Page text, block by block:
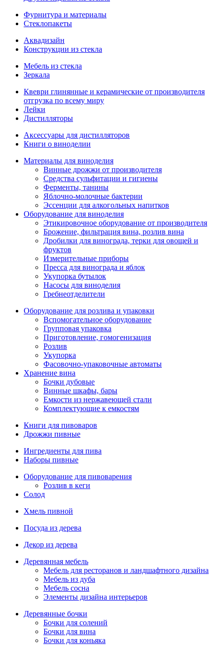
Фурнитура и материалы
Стеклопакеты
Аквадизайн
Конструкции из стекла
Мебель из стекла
Зеркала
Квеври глинянные и керамические от производителя
отгрузка по всему миру
Лейки
Дистилляторы
Аксессуары для дистилляторов
Книги о виноделии
Материалы для виноделия
Винные дрожжи от производителя
Средства сульфитации и гигиены
Ферменты, танины
Яблочно-молочные бактерии
Эссенции для алкогольных напитков
Оборудование для виноделия
Этикировочное оборудование от производителя
Брожение, фильтрация вина, розлив вина
Дробилки для винограда, терки для овощей и
фруктов
Измерительные приборы
Пресса для винограда и яблок
Укупорка бутылок
Насосы для виноделия
Гребнеотделители
Оборудование для розлива и упаковки
Вспомогательное оборудование
Групповая упаковка
Приготовление, гомогенизация
Розлив
Укупорка
Фасовочно-упаковочные автоматы
Хранение вина
Бочки дубовые
Винные шкафы, бары
Емкости из нержавеющей стали
Комплектующие к емкостям
Книги для пивоваров
Дрожжи пивные
Ингредиенты для пива
Наборы пивные
Оборудование для пивоварения
Розлив в кеги
Солод
Хмель пивной
Посуда из дерева
Декор из дерева
Деревянная мебель
Мебель для ресторанов и ландшафтного дизайна
Мебель из дуба
Мебель сосна
Элементы дизайна интерьеров
Деревянные бочки
Бочки для солений
Бочки для вина
Бочки для коньяка